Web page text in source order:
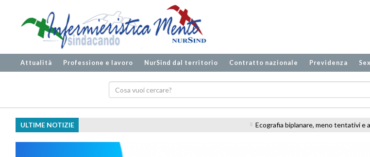
Attualità Professione e lavoro NurSind dal territorio Contratto nazionale Previdenza
ULTIME NOTIZIE Ecografia biplanare, meno tentativi e accessi difficili: lo studio